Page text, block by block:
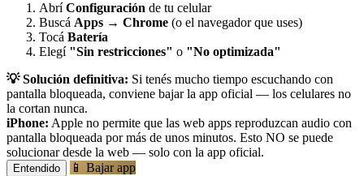
AbríConfiguración de tu celular
Buscá Apps → Chrome (o el navegador que uses)
Tocá Batería
Elegí "Sin restricciones" o "No optimizada"
💡 Solución definitiva: Si tenés mucho tiempo escuchando con
pantalla bloqueada, conviene bajar la app oficial — los celulares no
la cortan nunca.
iPhone: Apple no permite que las web apps reproduzcan audio con
pantalla bloqueada por más de unos minutos. Esto NO se puede
solucionar desde la web — solo con la app oficial.
Entendido 📱 Bajar app